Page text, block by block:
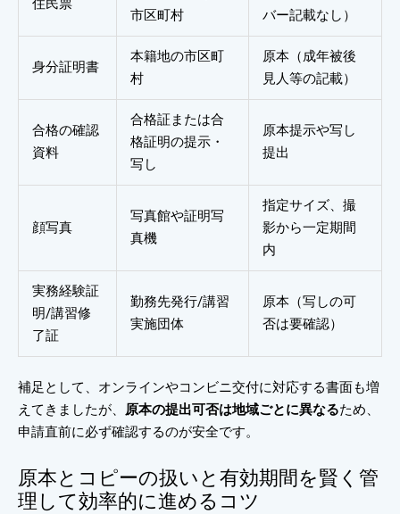
住民票
市区町村
バー記載なし）
身分証明書
本籍地の市区町
村
原本（成年被後
見人等の記載）
合格の確認
資料
合格証または合
格証明の提示・
写し
原本提示や写し
提出
顔写真
写真館や証明写
真機
指定サイズ、撮
影から一定期間
内
実務経験証
明/講習修
了証
勤務先発行/講習
実施団体
原本（写しの可
否は要確認）
補足として、オンラインやコンビニ交付に対応する書面も増
えてきましたが、 原本の提出可否は地域ごとに異なるため、
申請直前に必ず確認するのが安全です。
原本とコピーの扱いと有効期間を賢く管
理して効率的に進めるコツ